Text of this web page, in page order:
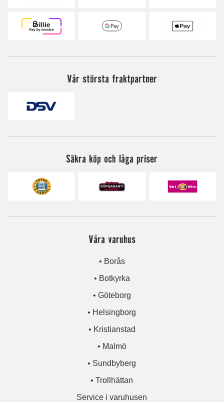
Vår största fraktpartner
Säkra köp och låga priser
Våra varuhus
• Borås
• Botkyrka
• Göteborg
• Helsingborg
• Kristianstad
• Malmö
• Sundbyberg
• Trollhättan
Service i varuhusen